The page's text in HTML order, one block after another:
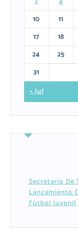
10
11
17
18
24
25
31
« Jul
Secretario De
Lanzamiento
Fútbol Juvenil